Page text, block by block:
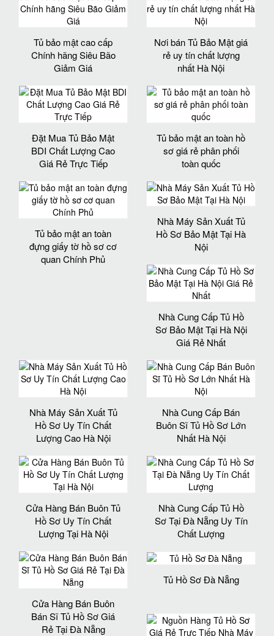
Tủ bảo mật cao cấp
Chính hãng Siêu Bão
Giảm Giá
Nơi bán Tủ Bảo Mật giá
rẻ uy tín chất lượng
nhất Hà Nội
Đặt Mua Tủ Bảo Mật
BDI Chất Lượng Cao
Giá Rẻ Trực Tiếp
Tủ bảo mật an toàn hồ
sơ giá rẻ phân phối
toàn quốc
Tủ bảo mật an toàn
đựng giấy tờ hồ sơ cơ
quan Chính Phủ
Nhà Máy Sản Xuất Tủ
Hồ Sơ Bảo Mật Tại Hà
Nội
Nhà Cung Cấp Tủ Hồ
Sơ Bảo Mật Tại Hà Nội
Giá Rẻ Nhất
Nhà Máy Sản Xuất Tủ
Hồ Sơ Uy Tín Chất
Lượng Cao Hà Nội
Nhà Cung Cấp Bán
Buôn Sĩ Tủ Hồ Sơ Lớn
Nhất Hà Nội
Cửa Hàng Bán Buôn Tủ
Hồ Sơ Uy Tín Chất
Lượng Tại Hà Nội
Nhà Cung Cấp Tủ Hồ
Sơ Tại Đà Nẵng Uy Tín
Chất Lượng
Cửa Hàng Bán Buôn
Bán Sĩ Tủ Hồ Sơ Giá
Rẻ Tại Đà Nẵng
Tủ Hồ Sơ Đà Nẵng